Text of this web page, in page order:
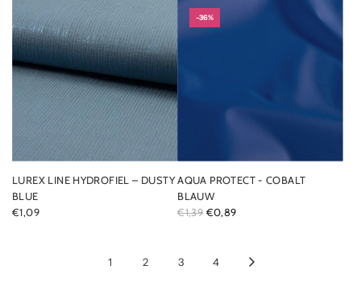
LUREX LINE HYDROFIEL – DUSTY
BLUE
€1,09
-36%
AQUA PROTECT - COBALT
BLAUW
R
U
€1,39 €0,89
1 2 3 4